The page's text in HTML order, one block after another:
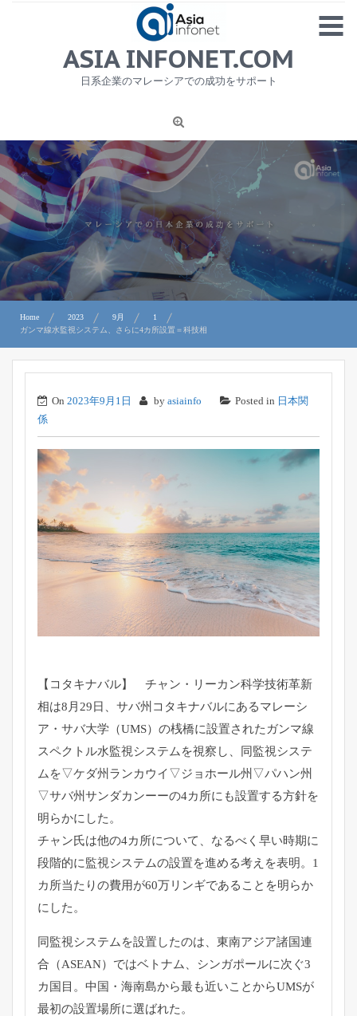
MENU
1
ニュース
労務サービス
プライバシーポリシー及び著作権について
お問合せ
ASIA INFONET.COM
日系企業のマレーシアでの成功をサポート
Home 2023 9月
1
ガンマ線水監視システム、さらに4カ所設置＝科技相
On 2023年9月1日 by asiainfo Posted in 日本関
係
【コタキナバル】 チャン・リーカン科学技術革新
相は8月29日、サバ州コタキナバルにあるマレーシ
ア・サバ大学（UMS）の桟橋に設置されたガンマ線
スペクトル水監視システムを視察し、同監視システ
ムを▽ケダ州ランカウイ▽ジョホール州▽パハン州
▽サバ州サンダカンーーの4カ所にも設置する方針を
明らかにした。
チャン氏は他の4カ所について、なるべく早い時期に
段階的に監視システムの設置を進める考えを表明。1
カ所当たりの費用が60万リンギであることを明らか
にした。
同監視システムを設置したのは、東南アジア諸国連
合（ASEAN）ではベトナム、シンガポールに次ぐ3
カ国目。中国・海南島から最も近いことからUMSが
最初の設置場所に選ばれた。